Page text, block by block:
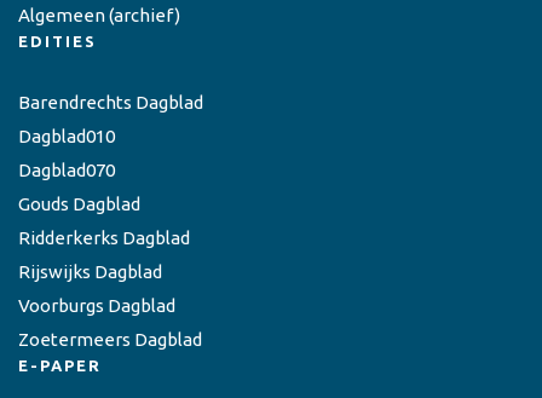
Algemeen(archief)
EDITIES
Barendrechts Dagblad
Dagblad010
Dagblad070
Gouds Dagblad
Ridderkerks Dagblad
Rijswijks Dagblad
Voorburgs Dagblad
Zoetermeers Dagblad
E-PAPER